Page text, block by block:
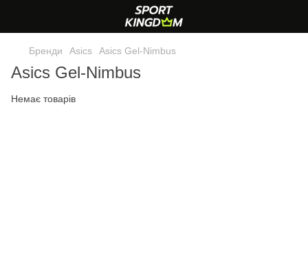
Бренди Asics Asics Gel-Nimbus
Asics Gel-Nimbus
Немає товарів